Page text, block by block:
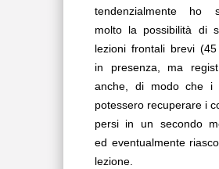
tendenzialmente ho
molto la possibilità di
lezioni frontali brevi
in presenza, ma
anche, di modo che i
potessero recuperare i
persi in un secondo
ed eventualmente
lezione.